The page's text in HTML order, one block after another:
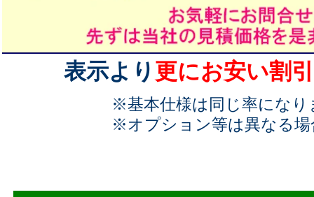
表示より 更にお安い割
※基本仕様は同じ率になり
※オプション等は異なる